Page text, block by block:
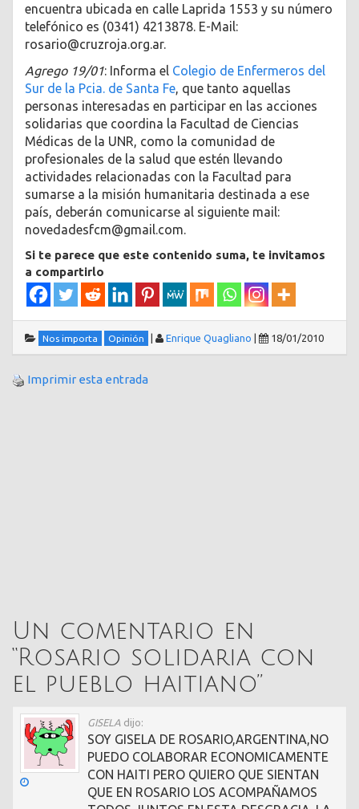
encuentra ubicada en calle Laprida 1553 y su número
telefónico es (0341) 4213878. E-Mail:
rosario@cruzroja.org.ar.
Agrego 19/01: Informa el Colegio de Enfermeros del
Sur de la Pcia. de Santa Fe, que tanto aquellas
personas interesadas en participar en las acciones
solidarias que coordina la Facultad de Ciencias
Médicas de la UNR, como la comunidad de
profesionales de la salud que estén llevando
actividades relacionadas con la Facultad para
sumarse a la misión humanitaria destinada a ese
país, deberán comunicarse al siguiente mail:
novedadesfcm@gmail.com.
Si te parece que este contenido suma, te invitamos
a compartirlo
Nos importa Opinión Enrique Quagliano 18/01/2010
Imprimir esta entrada
Un comentario en
“Rosario solidaria con
el pueblo haitiano”
GISELA dijo:
SOY GISELA DE ROSARIO,ARGENTINA,NO
PUEDO COLABORAR ECONOMICAMENTE
CON HAITI PERO QUIERO QUE SIENTAN
QUE EN ROSARIO LOS ACOMPAÑAMOS